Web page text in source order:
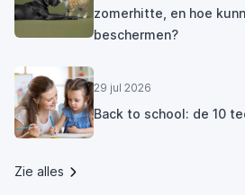
zomerhitte, en hoe
beschermen?
29 jul 2026
Back to school: de 10
Zie alles